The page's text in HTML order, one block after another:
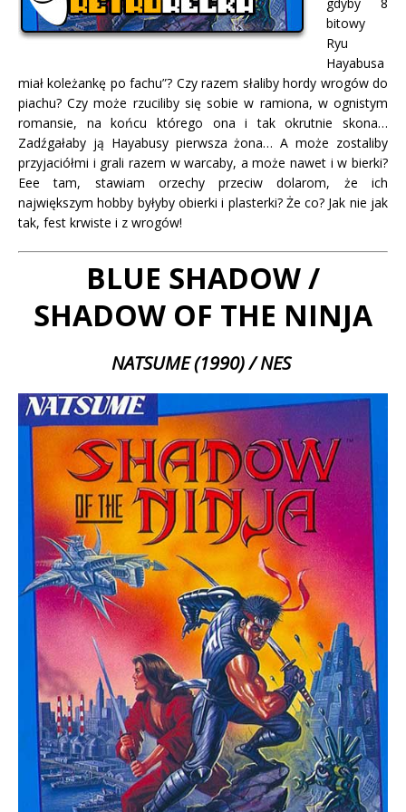
bitowy
Ryu
Hayabusa
miał koleżankę po fachu”? Czy razem słaliby hordy wrogów do
piachu? Czy może rzuciliby się sobie w ramiona, w ognistym
romansie, na końcu którego ona i tak okrutnie skona…
Zadźgałaby ją Hayabusy pierwsza żona… A może zostaliby
przyjaciółmi i grali razem w warcaby, a może nawet i w bierki?
Eee tam, stawiam orzechy przeciw dolarom, że ich
największym hobby byłyby obierki i plasterki? Że co? Jak nie jak
tak, fest krwiste i z wrogów!
BLUE SHADOW /
SHADOW OF THE NINJA
NATSUME (1990) / NES